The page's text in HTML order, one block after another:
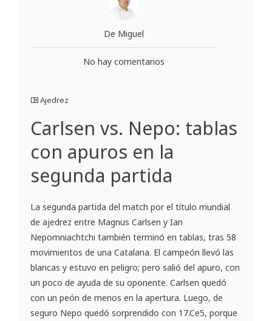
De Miguel
No hay comentarios
Ajedrez
Carlsen vs. Nepo: tablas
con apuros en la
segunda partida
La segunda partida del match por el título mundial
de ajedrez entre Magnus Carlsen y Ian
Nepomniachtchi también terminó en tablas, tras 58
movimientos de una Catalana. El campeón llevó las
blancas y estuvo en peligro; pero salió del apuro, con
un poco de ayuda de su oponente. Carlsen quedó
con un peón de menos en la apertura. Luego, de
seguro Nepo quedó sorprendido con 17.Ce5, porque